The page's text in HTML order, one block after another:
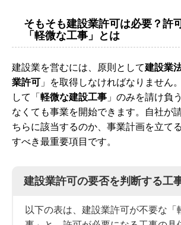
そもそも建設業許可は必要？許
「軽微な工事」とは
建設業を営むには、原則として建設業
業許可 」を取得しなければなりません
して「軽微な建設工事 」のみを請け負
なくても事業を開始できます。自社が
ちらに該当するのか、事業計画を立て
すべき最重要項目です。
建設業許可の要否を判断する工
以下の表は、建設業許可が不要な「